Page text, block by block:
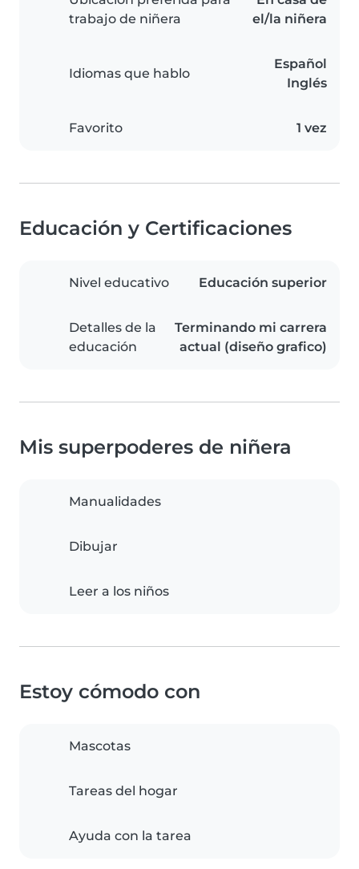
trabajo de niñera
el/la niñera
Idiomas que hablo
Español
Inglés
Favorito 1 vez
Educación y Certificaciones
Nivel educativo Educación superior
Detalles de la
educación
Terminando mi carrera
actual (diseño grafico)
Mis superpoderes de niñera
Manualidades
Dibujar
Leer a los niños
Estoy cómodo con
Mascotas
Tareas del hogar
Ayuda con la tarea